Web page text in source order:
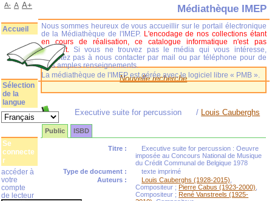
Nouvelle recherche
Executive suite for percussion / Louis Cauberghs
Public ISBD
Titre :
Executive suite for percussion : Oeuvre
imposée au Concours National de Musique
du Crédit Communal de Belgique 1978
Type de document :
texte imprimé
Auteurs :
Louis Cauberghs (1928-2015)
Compositeur ;Pierre Cabus (1923-2000)
Compositeur ;René Vanstreels (1925-
Médiathèque IMEP
Nous sommes heureux de vous accueillir sur le portail électronique
de la Médiathèque de l'IMEP. L'encodage de nos collections étant
en cours de réalisation, ce catalogue informatique n'est pas
complet.
Si vous ne trouvez pas le média qui vous intéresse,
n'hésitez pas à nous contacter par mail ou par téléphone pour de
plus amples renseignements.
La médiathèque de l'IMEP est gérée avec le logiciel libre « PMB ».
A- A A+
Accueil
Sélection
de la
langue
Se
connecte
r
accéder à
votre
compte
de lecteur